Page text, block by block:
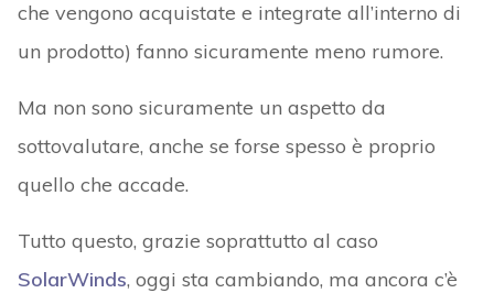
che vengono acquistate e integrate all’interno di
un prodotto) fanno sicuramente meno rumore.
Ma non sono sicuramente un aspetto da
sottovalutare, anche se forse spesso è proprio
quello che accade.
Tutto questo, grazie soprattutto al caso
SolarWinds, oggi sta cambiando, ma ancora c’è